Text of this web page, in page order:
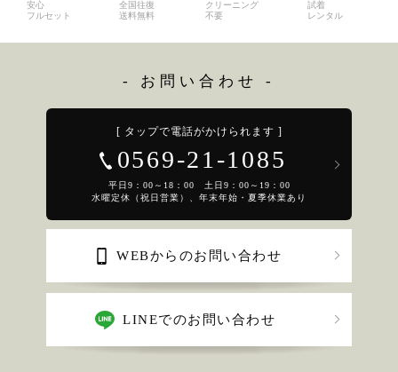
安心
フルセット
全国往復
送料無料
クリーニング
不要
試着
レンタル
- お問い合わせ -
[ タップで電話がかけられます ]
0569-21-1085
平日9：00～18：00 土日9：00～19：00
水曜定休（祝日営業）、年末年始・夏季休業あり
WEBからのお問い合わせ
LINEでのお問い合わせ